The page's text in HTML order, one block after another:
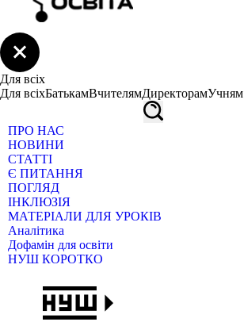
Для всіх
Для всіхБатькамВчителямДиректорамУчням
ПРО НАС
НОВИНИ
СТАТТІ
Є ПИТАННЯ
ПОГЛЯД
ІНКЛЮЗІЯ
МАТЕРІАЛИ ДЛЯ УРОКІВ
Аналітика
Дофамін для освіти
НУШ КОРОТКО